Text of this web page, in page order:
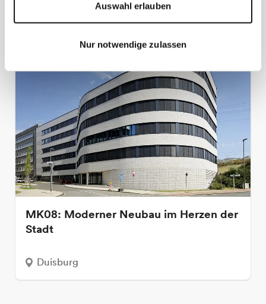
Auswahl erlauben
Nur notwendige zulassen
MK08: Moderner Neubau im Herzen der
Stadt
Duisburg